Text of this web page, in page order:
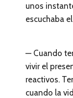
unos
escuchaba
— Cuando
vivir el
reactivos.
cuando la